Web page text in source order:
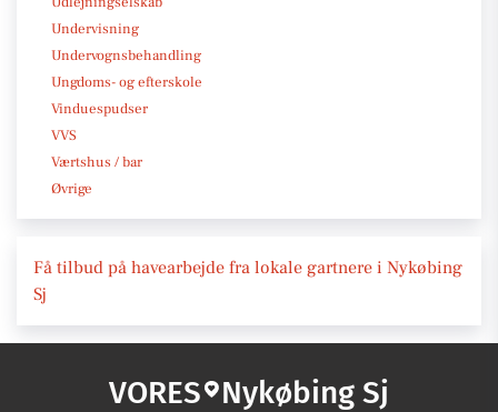
Undervisning
Undervognsbehandling
Ungdoms- og efterskole
Vinduespudser
VVS
Værtshus / bar
Øvrige
Få tilbud på havearbejde fra lokale gartnere i Nykøbing
Sj
VORES Nykøbing Sj